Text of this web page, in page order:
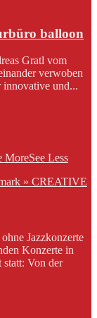
balloon
Gratl vom
verwoben
innovative und...
MoreSee Less
» CREATIVE
Jazzkonzerte
Konzerte in
statt: Von der